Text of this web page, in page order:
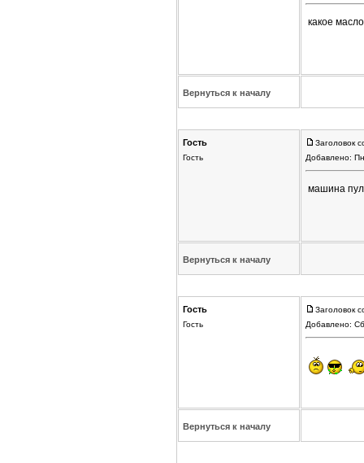
какое
Вернуться к началу
Гость
Гость
Заголовок
Добавлено:
машина
Вернуться к началу
Гость
Гость
Заголовок
Добавлено:
Вернуться к началу